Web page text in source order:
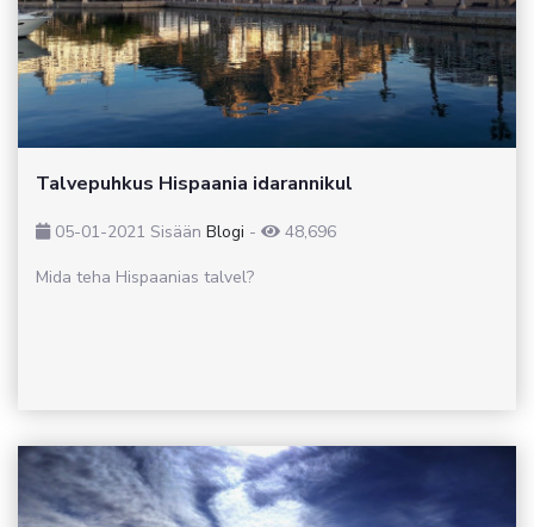
Talvepuhkus Hispaania idarannikul
05-01-2021 Sisään Blogi -
48,696
Mida teha Hispaanias talvel?